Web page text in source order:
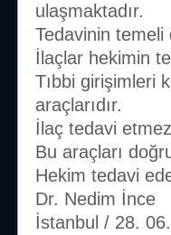
ulaşmaktadır.
Tedavinin temeli
İlaçlar hekimin
Tıbbi girişimleri
araçlarıdır.
İlaç tedavi
Bu araçları
Hekim tedavi
Dr. Nedim İnce
İstanbul / 28.